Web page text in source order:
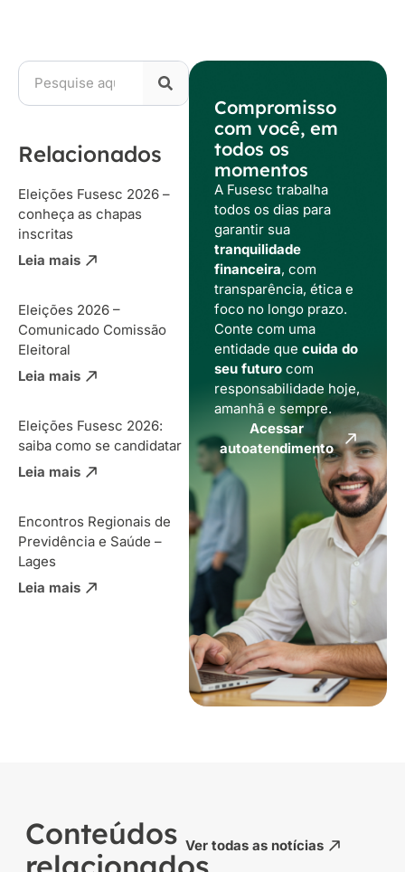
Relacionados
Eleições Fusesc 2026 –
conheça as chapas
inscritas
Leia mais
Eleições 2026 –
Comunicado Comissão
Eleitoral
Leia mais
Eleições Fusesc 2026:
saiba como se candidatar
Leia mais
Encontros Regionais de
Previdência e Saúde –
Lages
Leia mais
Compromisso
com você, em
todos os
momentos
A Fusesc trabalha
todos os dias para
garantir sua
tranquilidade
financeira, com
transparência, ética e
foco no longo prazo.
Conte com uma
entidade que cuida do
seu futurocom
responsabilidade hoje,
amanhã e sempre.
Acessar
autoatendimento
Conteúdos Ver todas as notícias